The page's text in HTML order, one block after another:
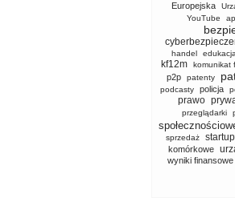
Europejska
YouTube
handel
edukacja
kf12m komunikat
p2p patenty
podcasty policja
prawo
przeglądarki
sprzedaż
komórkowe
wyniki finansowe